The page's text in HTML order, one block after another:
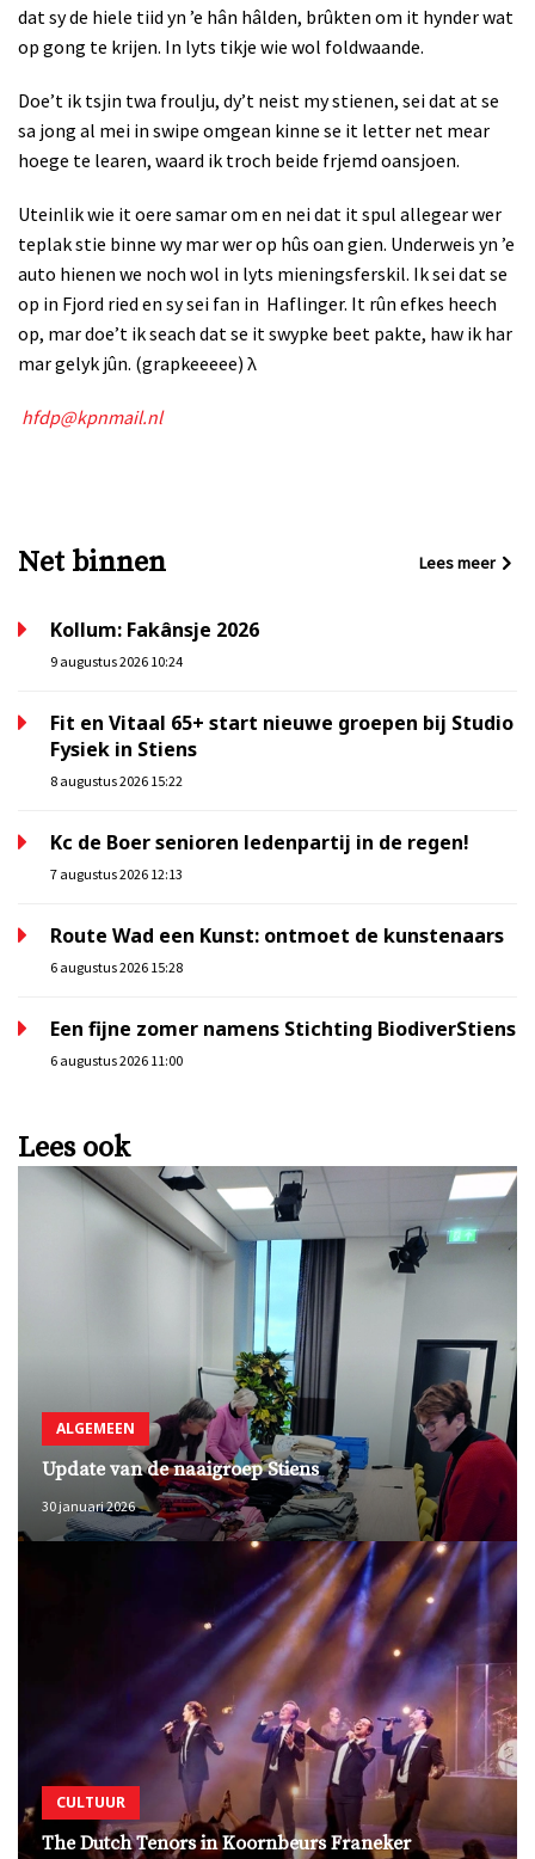
dat sy de hiele tiid yn ’e hân hâlden, brûkten om it hynder wat
op gong te krijen. In lyts tikje wie wol foldwaande.
Doe’t ik tsjin twa froulju, dy’t neist my stienen, sei dat at se
sa jong al mei in swipe omgean kinne se it letter net mear
hoege te learen, waard ik troch beide frjemd oansjoen.
Uteinlik wie it oere samar om en nei dat it spul allegear wer
teplak stie binne wy mar wer op hûs oan gien. Underweis yn ’e
auto hienen we noch wol in lyts mieningsferskil. Ik sei dat se
op in Fjord ried en sy sei fan in Haflinger. It rûn efkes heech
op, mar doe’t ik seach dat se it swypke beet pakte, haw ik har
mar gelyk jûn. (grapkeeeee) λ
hfdp@kpnmail.nl
Net binnen Lees meer
Kollum: Fakânsje 2026
9 augustus 2026 10:24
Fit en Vitaal 65+ start nieuwe groepen bij Studio
Fysiek in Stiens
8 augustus 2026 15:22
Kc de Boer senioren ledenpartij in de regen!
7 augustus 2026 12:13
Route Wad een Kunst: ontmoet de kunstenaars
6 augustus 2026 15:28
Een fijne zomer namens Stichting BiodiverStiens
6 augustus 2026 11:00
Lees ook
ALGEMEEN
Update van de naaigroep Stiens
30 januari 2026
CULTUUR
The Dutch Tenors in Koornbeurs Franeker